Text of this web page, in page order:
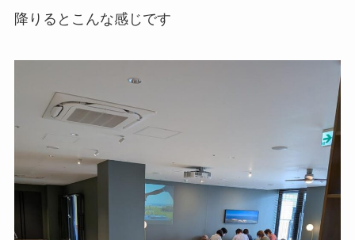
降りるとこんな感じです